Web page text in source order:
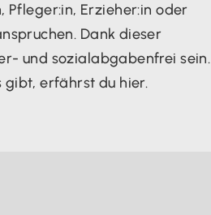
Pfleger:in, Erzieher:in oder
Dank dieser
und sozialabgabenfrei sein.
gibt, erfährst du hier.